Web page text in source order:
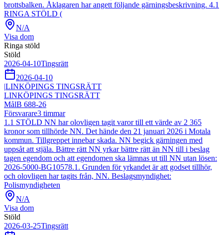
brottsbalken. Åklagaren har angett följande gärningsbeskrivning. 4.1
RINGA STÖLD (
N/A
Visa dom
Ringa stöld
Stöld
2026-04-10Tingsrätt
2026-04-10
|LINKÖPINGS TINGSRÄTT
LINKÖPINGS TINGSRÄTT
MålB 688-26
Försvarare3 timmar
1.1 STÖLD NN har olovligen tagit varor till ett värde av 2 365
kronor som tillhörde NN. Det hände den 21 januari 2026 i Motala
kommun. Tillgreppet innebar skada. NN begick gärningen med
uppsåt att stjäla. Bättre rätt NN yrkar bättre rätt än NN till i beslag
tagen egendom och att egendomen ska lämnas ut till NN utan lösen:
2026-5000-BG10578.1. Grunden för yrkandet är att godset tillhör,
och olovligen har tagits från, NN. Beslagsmyndighet:
Polismyndigheten
N/A
Visa dom
Stöld
2026-03-25Tingsrätt